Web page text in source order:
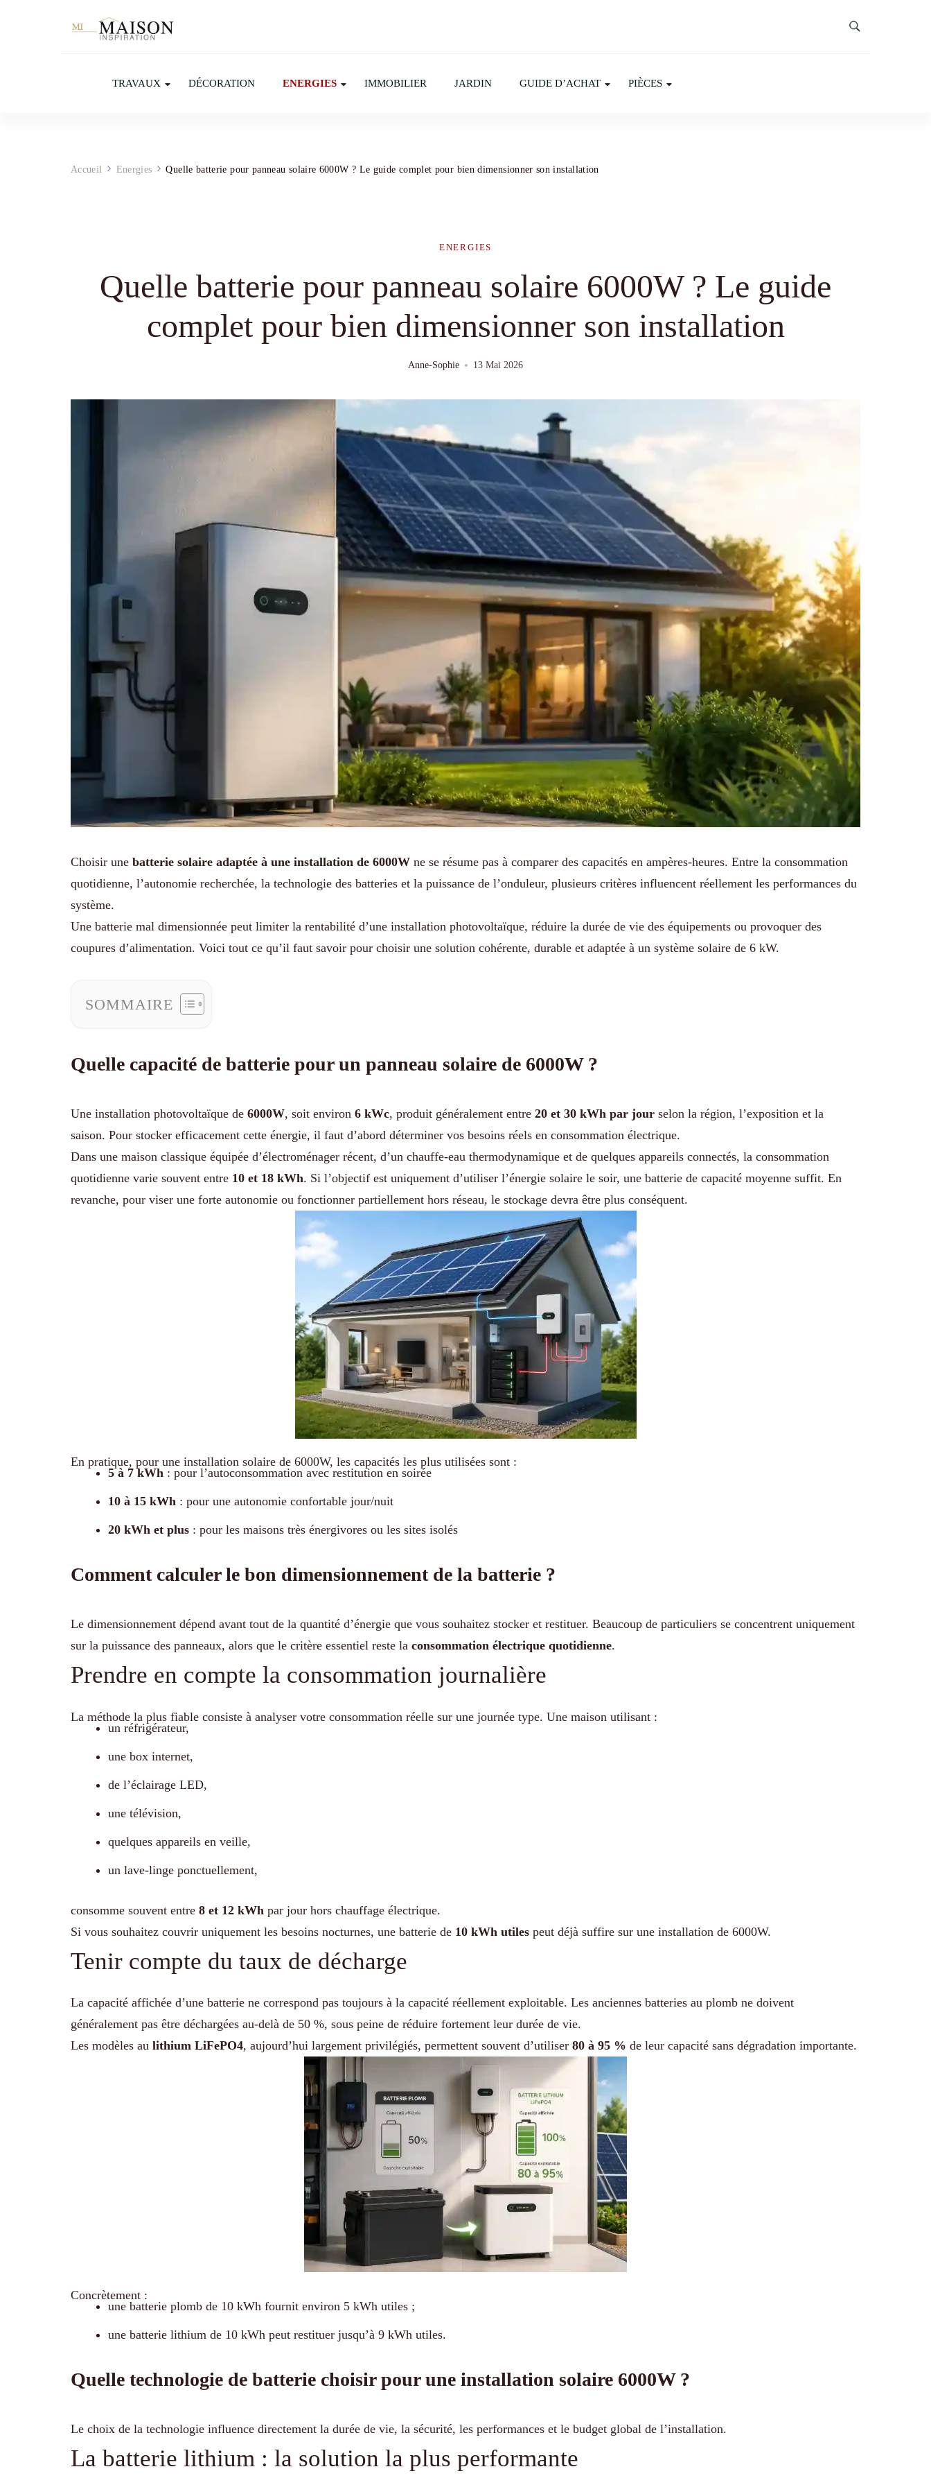
TRAVAUX DÉCORATION ENERGIES IMMOBILIER JARDIN GUIDE D’ACHAT PIÈCES
Accueil Energies Quelle batterie pour panneau solaire 6000W ? Le guide complet pour bien dimensionner son installation
ENERGIES
Quelle batterie pour panneau solaire 6000W ? Le guide
complet pour bien dimensionner son installation
Anne-Sophie 13 Mai 2026
Choisir une batterie solaire adaptée à une installation de 6000W ne se résume pas à comparer des capacités en ampères-heures. Entre la consommation
quotidienne, l’autonomie recherchée, la technologie des batteries et la puissance de l’onduleur, plusieurs critères influencent réellement les performances du
système.
Une batterie mal dimensionnée peut limiter la rentabilité d’une installation photovoltaïque, réduire la durée de vie des équipements ou provoquer des
coupures d’alimentation. Voici tout ce qu’il faut savoir pour choisir une solution cohérente, durable et adaptée à un système solaire de 6 kW.
SOMMAIRE
Quelle capacité de batterie pour un panneau solaire de 6000W ?
Une installation photovoltaïque de 6000W, soit environ 6 kWc, produit généralement entre 20 et 30 kWh par jour selon la région, l’exposition et la
saison. Pour stocker efficacement cette énergie, il faut d’abord déterminer vos besoins réels en consommation électrique.
Dans une maison classique équipée d’électroménager récent, d’un chauffe-eau thermodynamique et de quelques appareils connectés, la consommation
quotidienne varie souvent entre 10 et 18 kWh. Si l’objectif est uniquement d’utiliser l’énergie solaire le soir, une batterie de capacité moyenne suffit. En
revanche, pour viser une forte autonomie ou fonctionner partiellement hors réseau, le stockage devra être plus conséquent.
En pratique, pour une installation solaire de 6000W, les capacités les plus utilisées sont :
5 à 7 kWh : pour l’autoconsommation avec restitution en soirée
10 à 15 kWh : pour une autonomie confortable jour/nuit
20 kWh et plus : pour les maisons très énergivores ou les sites isolés
Comment calculer le bon dimensionnement de la batterie ?
Le dimensionnement dépend avant tout de la quantité d’énergie que vous souhaitez stocker et restituer. Beaucoup de particuliers se concentrent uniquement
sur la puissance des panneaux, alors que le critère essentiel reste la consommation électrique quotidienne.
Prendre en compte la consommation journalière
La méthode la plus fiable consiste à analyser votre consommation réelle sur une journée type. Une maison utilisant :
un réfrigérateur,
une box internet,
de l’éclairage LED,
une télévision,
quelques appareils en veille,
un lave-linge ponctuellement,
consomme souvent entre 8 et 12 kWh par jour hors chauffage électrique.
Si vous souhaitez couvrir uniquement les besoins nocturnes, une batterie de 10 kWh utiles peut déjà suffire sur une installation de 6000W.
Tenir compte du taux de décharge
La capacité affichée d’une batterie ne correspond pas toujours à la capacité réellement exploitable. Les anciennes batteries au plomb ne doivent
généralement pas être déchargées au-delà de 50 %, sous peine de réduire fortement leur durée de vie.
Les modèles au lithium LiFePO4, aujourd’hui largement privilégiés, permettent souvent d’utiliser 80 à 95 % de leur capacité sans dégradation importante.
Concrètement :
une batterie plomb de 10 kWh fournit environ 5 kWh utiles ;
une batterie lithium de 10 kWh peut restituer jusqu’à 9 kWh utiles.
Quelle technologie de batterie choisir pour une installation solaire 6000W ?
Le choix de la technologie influence directement la durée de vie, la sécurité, les performances et le budget global de l’installation.
La batterie lithium : la solution la plus performante